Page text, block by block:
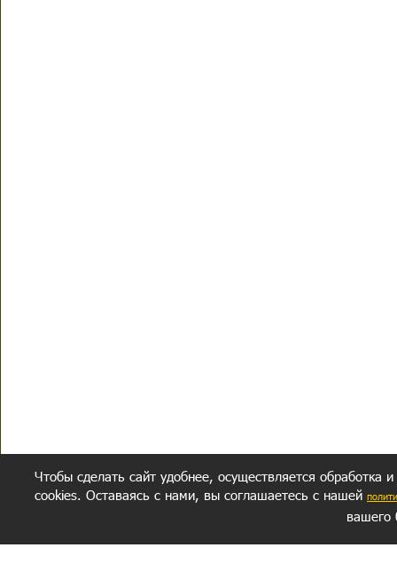
Чтобы сделать сайт удобнее, осуществляется обработка
cookies. Оставаясь с нами, вы соглашаетесь с нашей
вашего